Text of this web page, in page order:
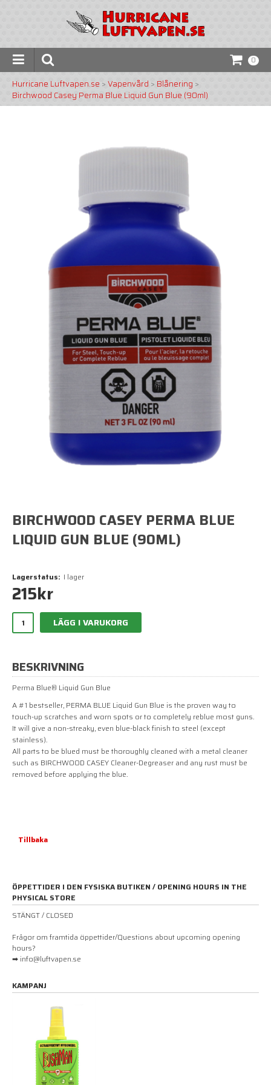
0
Hurricane Luftvapen.se >Vapenvård > Blånering >
Birchwood Casey Perma Blue Liquid Gun Blue (90ml)
BIRCHWOOD CASEY PERMA BLUE
LIQUID GUN BLUE (90ML)
Lagerstatus: I lager
215kr
LÄGG I VARUKORG
BESKRIVNING
Perma Blue® Liquid Gun Blue
A #1 bestseller, PERMA BLUE Liquid Gun Blue is the proven way to
touch-up scratches and worn spots or to completely reblue most guns.
It will give a non-streaky, even blue-black finish to steel (except
stainless).
All parts to be blued must be thoroughly cleaned with a metal cleaner
such as BIRCHWOOD CASEY Cleaner-Degreaser and any rust must be
removed before applying the blue.
Tillbaka
ÖPPETTIDER I DEN FYSISKA BUTIKEN / OPENING HOURS IN THE
PHYSICAL STORE
STÄNGT / CLOSED
Frågor om framtida öppettider/Questions about upcoming opening
hours?
➡ info@luftvapen.se
KAMPANJ